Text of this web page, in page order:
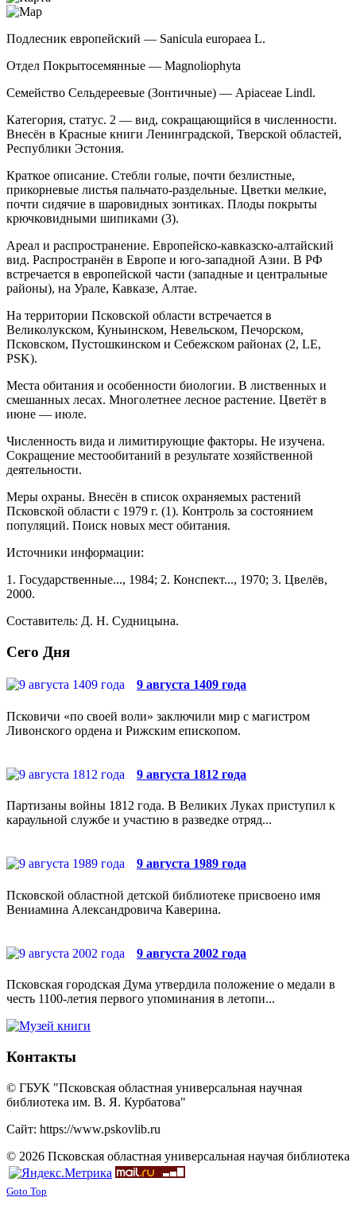
Подлесник европейский — Sanicula europaea L.
Отдел Покрытосемянные — Magnoliophyta
Семейство Сельдереевые (Зонтичные) — Apiaceae Lindl.
Категория, статус. 2 — вид, сокращающийся в численности.
Внесён в Красные книги Ленинградской, Твер­ской областей,
Республики Эстония.
Краткое описание. Стебли голые, почти без­листные,
прикорневые листья пальчато-раздельные. Цветки мелкие,
почти сидячие в шаровидных зонти­ках. Плоды покрыты
крючковидными шипиками (3).
Ареал и распространение. Европейско-кавказ­ско-алтайский
вид. Распространён в Европе и юго-за­падной Азии. В РФ
встречается в европейской части (западные и центральные
районы), на Урале, Кавказе, Алтае.
На территории Псковской области встречается в
Великолукском, Куньинском, Невельском, Печор­ском,
Псковском, Пустошкинском и Себежском рай­онах (2, LE,
PSK).
Места обитания и особенности биологии. В лиственных и
смешанных лесах. Многолетнее лес­ное растение. Цветёт в
июне — июле.
Численность вида и лимитирующие факто­ры. Не изучена.
Сокращение местообитаний в ре­зультате хозяйственной
деятельности.
Меры охраны. Внесён в список охраняемых растений
Псковской области с 1979 г. (1). Контроль за состоянием
популяций. Поиск новых мест обитания.
Источники информации:
1. Государственные..., 1984; 2. Конспект..., 1970; 3. Цвелёв,
2000.
Составитель: Д. Н. Судницына.
Сего Дня
9 августа 1409 года
Псковичи «по своей воли» заключили мир с магистром
Ливонского ордена и Рижским епископом.
9 августа 1812 года
Партизаны войны 1812 года. В Великих Луках приступил к
караульной службе и участию в разведке отряд...
9 августа 1989 года
Псковской областной детской библиотеке присвоено имя
Вениамина Александровича Каверина.
9 августа 2002 года
Псковская городская Дума утвердила положение о медали в
честь 1100-летия первого упоминания в летопи...
Контакты
© ГБУК "Псковская областная универсальная научная
библиотека им. В. Я. Курбатова"
Сайт: https://www.pskovlib.ru
© 2026 Псковская областная универсальная научая библиотека
Goto Top